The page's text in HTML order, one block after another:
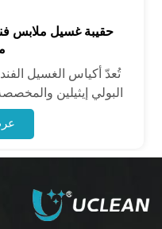
حقيبة غسيل ملابس
تُعدّ أكياس الغسيل
البولي إيثيلين
لفصل الملابس
بفضل رباطها العملي،